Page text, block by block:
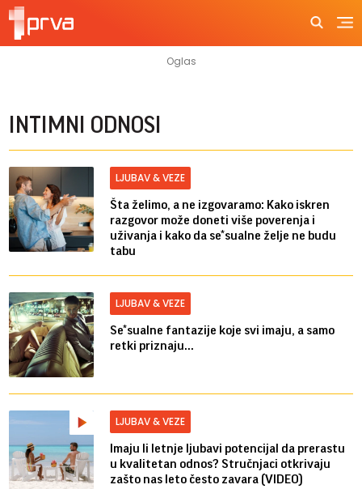
INTIMNI ODNOSI
LJUBAV & VEZE
Šta želimo, a ne izgovaramo: Kako iskren
razgovor može doneti više poverenja i
uživanja i kako da se*sualne želje ne budu
tabu
LJUBAV & VEZE
Se*sualne fantazije koje svi imaju, a samo
retki priznaju...
LJUBAV & VEZE
Imaju li letnje ljubavi potencijal da prerastu
u kvalitetan odnos? Stručnjaci otkrivaju
zašto nas leto često zavara (VIDEO)